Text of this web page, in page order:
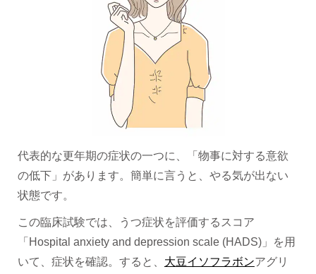
代表的な更年期の症状の一つに、「物事に対する意欲
の低下」があります。簡単に言うと、やる気が出ない
状態です。
この臨床試験では、うつ症状を評価するスコア
「Hospital anxiety and depression scale (HADS)」を用
いて、症状を確認。すると、 大豆イソフラボンアグリ